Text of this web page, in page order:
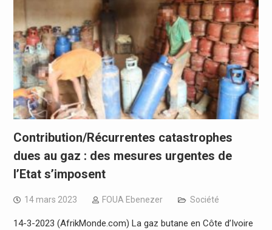
Contribution/Récurrentes catastrophes
dues au gaz : des mesures urgentes de
l’Etat s’imposent
14 mars 2023 FOUA Ebenezer Société
14-3-2023 (AfrikMonde.com) La gaz butane en Côte d’Ivoire